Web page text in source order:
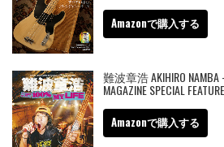
Amazonで購入する
難波章浩 AKIHIRO NAMBA
MAGAZINE SPECIAL
Amazonで購入する